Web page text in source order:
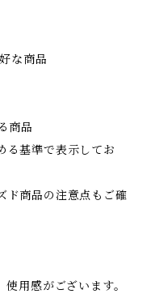
な商品
商品
る基準で表示してお
ド商品の注意点もご確
用感がございます。